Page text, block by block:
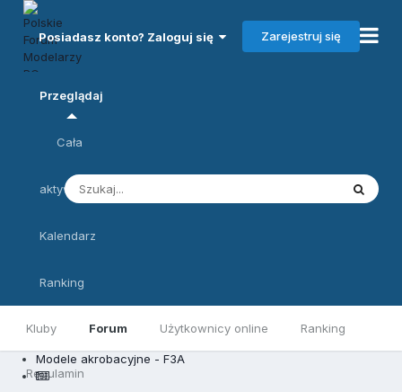
Posiadasz konto? Zaloguj się Zarejestruj się
Przeglądaj
Kluby Forum Użytkownicy online Ranking
Regulamin
Cała
aktywność
Kalendarz
Ranking
Modele akrobacyjne - F3A